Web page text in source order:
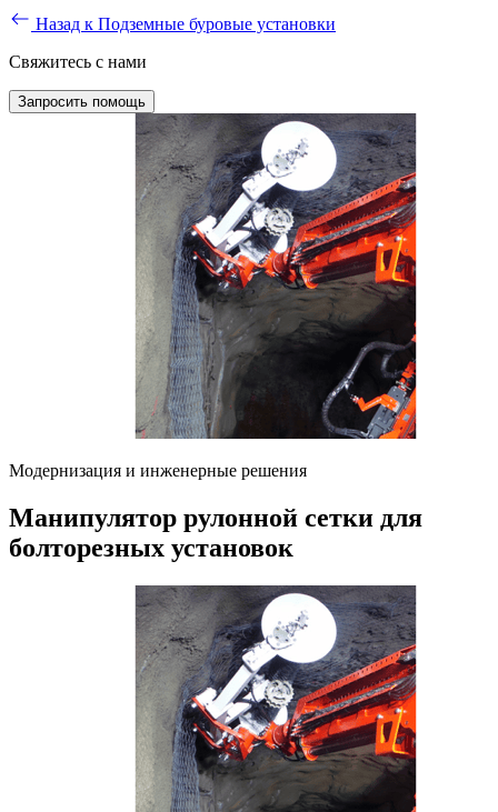
Назад к Подземные буровые установки
Свяжитесь с нами
Запросить помощь
Модернизация и инженерные решения
Манипулятор рулонной сетки для
болторезных установок